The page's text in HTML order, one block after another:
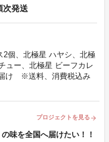
次発送
2個、北極星 ハヤシ、北極
ュー、北極星 ビーフカレ
け ※送料、消費税込み
プロジェクトを見る arrow_forward
味を全国へ届けたい！！